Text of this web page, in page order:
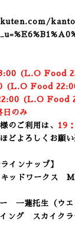
(L.O Food
(L.O Food
(L.O Food
日のみ
のご利用は、 19
どよろしくお願い
インナップ】
ッドワークス
一蓮托生（ウエ
ング スカイクラ